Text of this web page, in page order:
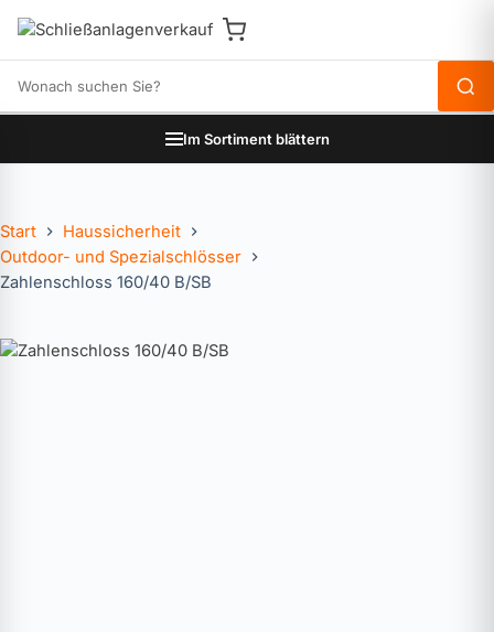
Im Sortiment blättern
Start
Haussicherheit
Outdoor- und Spezialschlösser
Zahlenschloss 160/40 B/SB